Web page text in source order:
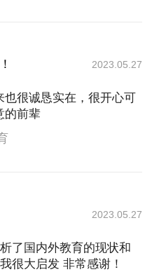
2023.05.27
很诚恳实在，很开心可
的前辈
2023.05.27
了国内外教育的现状和
很大启发 非常感谢！